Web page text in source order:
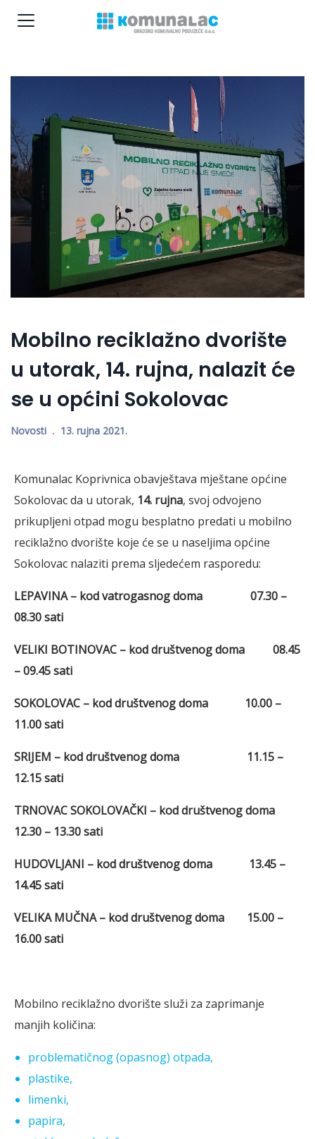
Mobilno reciklažno dvorište
u utorak, 14. rujna, nalazit će
se u općini Sokolovac
Novosti 13. rujna 2021.
Komunalac Koprivnica obavještava mještane općine
Sokolovac da u utorak, 14. rujna, svoj odvojeno
prikupljeni otpad mogu besplatno predati u mobilno
reciklažno dvorište koje će se u naseljima općine
Sokolovac nalaziti prema sljedećem rasporedu:
LEPAVINA – kod vatrogasnog doma 07.30 –
08.30 sati
VELIKI BOTINOVAC – kod društvenog doma 08.45
– 09.45 sati
SOKOLOVAC – kod društvenog doma 10.00 –
11.00 sati
SRIJEM – kod društvenog doma 11.15 –
12.15 sati
TRNOVAC SOKOLOVAČKI – kod društvenog doma
12.30 – 13.30 sati
HUDOVLJANI – kod društvenog doma 13.45 –
14.45 sati
VELIKA MUČNA – kod društvenog doma 15.00 –
16.00 sati
Mobilno reciklažno dvorište služi za zaprimanje
manjih količina:
problematičnog (opasnog) otpada,
plastike,
limenki,
papira,